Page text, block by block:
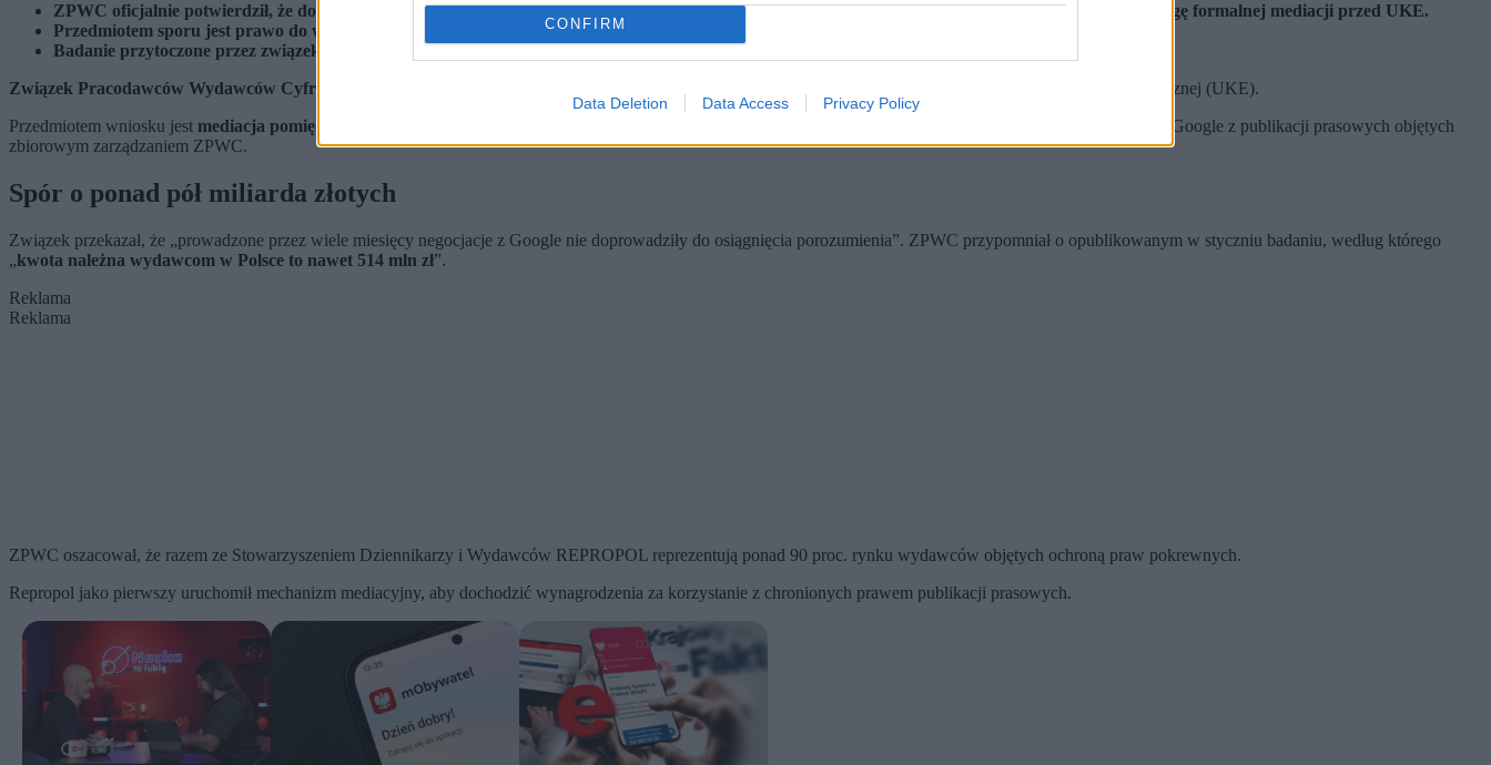
CONFIRM
Data Deletion Data Access Privacy Policy
ZPWC oficjalnie potwierdził, że dotychczasowe rozmowy z Google nie przyniosły rynkowego porozumienia, co zmusiło organizację do wejścia na drogę formalnej mediacji przed UKE.
Przedmiotem sporu jest prawo do wynagrodzenia z tytułu praw pokrewnych.
Badanie przytoczone przez związek wycenia roszczenia polskich wydawców na ponad pół miliarda złotych.
Związek Pracodawców Wydawców Cyfrowych
(ZPWC) na swojej stronie opublikował informację o złożeniu wniosku do Prezesa Urzędu Komunikacji Elektronicznej (UKE).
Przedmiotem wniosku jest mediacja pomiędzy ZPWC a spółkami z grupy Alphabet
w sprawie sporu dotyczącego wynagrodzenia należnego za korzystanie przez Google z publikacji prasowych objętych
zbiorowym zarządzaniem ZPWC.
Spór o ponad pół miliarda złotych
Związek przekazał, że „prowadzone przez wiele miesięcy negocjacje z Google nie doprowadziły do osiągnięcia porozumienia”. ZPWC przypomniał o opublikowanym w styczniu badaniu, według którego
„kwota należna wydawcom w Polsce to nawet 514 mln zł”.
Reklama
Reklama
ZPWC oszacował, że razem ze Stowarzyszeniem Dziennikarzy i Wydawców REPROPOL reprezentują ponad 90 proc. rynku wydawców objętych ochroną praw pokrewnych.
Repropol jako pierwszy uruchomił mechanizm mediacyjny, aby dochodzić wynagrodzenia za korzystanie z chronionych prawem publikacji prasowych.